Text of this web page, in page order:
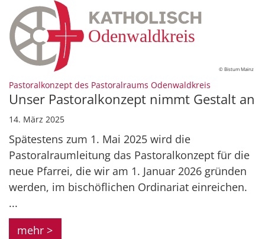
© Bistum Mainz
Pastoralkonzept des Pastoralraums Odenwaldkreis
Unser Pastoralkonzept nimmt Gestalt an
14. März 2025
Spätestens zum 1. Mai 2025 wird die
Pastoralraumleitung das Pastoralkonzept für die
neue Pfarrei, die wir am 1. Januar 2026 gründen
werden, im bischöflichen Ordinariat einreichen.
...
mehr >